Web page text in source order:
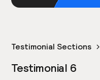
Testimonial Sections
Testimonial 6